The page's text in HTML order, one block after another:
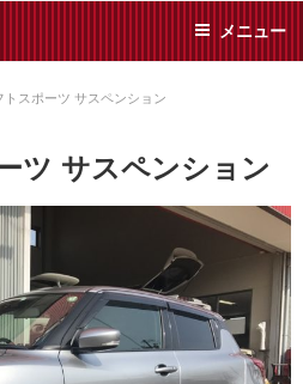
メニュー
トスポーツ サスペンション
ツ サスペンション